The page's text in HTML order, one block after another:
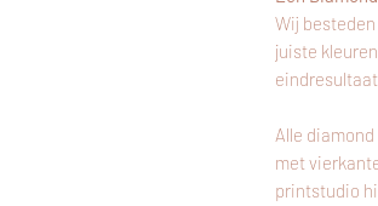
Wij
juiste
Alle
met
printstudio